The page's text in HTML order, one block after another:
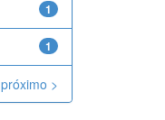
1
1
próximo >